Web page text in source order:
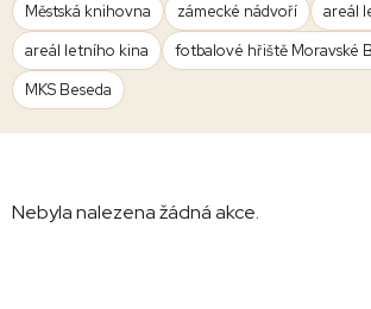
Městská knihovna zámecké nádvoří
areál
areál letního kina
fotbalové hřiště Moravské
MKS Beseda
Nebyla nalezena žádná akce.